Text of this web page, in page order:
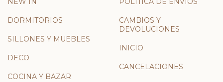
DORMITORIOS
SILLONES Y MUEBLES
DECO
COCINA Y BAZAR
CAMBIOS Y
DEVOLUCIONES
INICIO
CANCELACIONES